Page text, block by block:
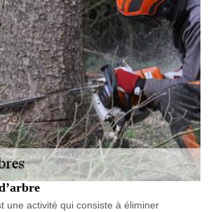
une activité qui consiste à éliminer